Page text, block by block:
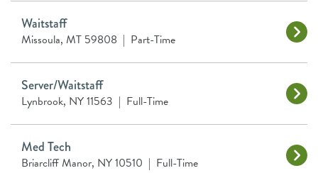
Waitstaff
Missoula, MT 59808 | Part-Time
Server/Waitstaff
Lynbrook, NY 11563 | Full-Time
Med Tech
Briarcliff Manor, NY 10510 | Full-Time